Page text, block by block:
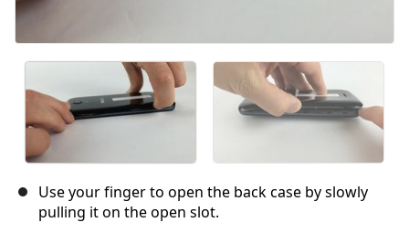
Use your finger to open the back case by slowly
pulling it on the open slot.